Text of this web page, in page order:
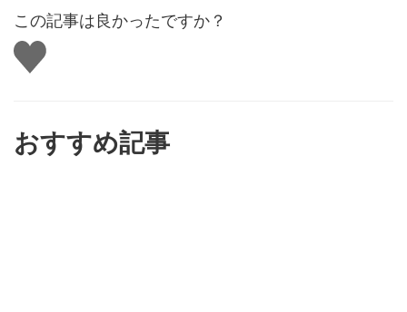
この記事は良かったですか？
い
い
おすすめ記事